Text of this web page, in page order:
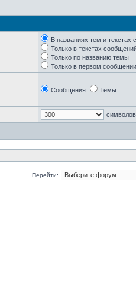
В названиях тем и текстах
Только в текстах
Только по названию темы
Только в первом
Сообщения Темы
Перейти: